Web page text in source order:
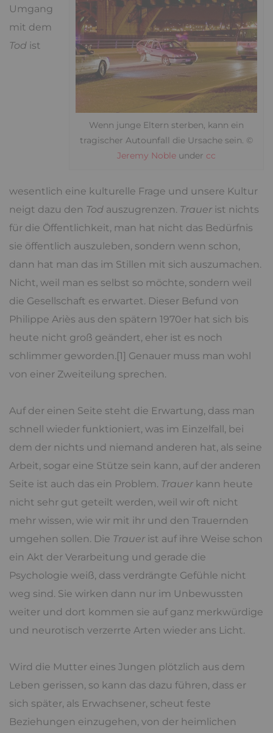
Wenn junge Eltern sterben, kann ein
tragischer Autounfall die Ursache sein. ©
Jeremy Noble under cc
Umgang
mit dem
Tod ist
wesentlich eine kulturelle Frage und unsere Kultur
neigt dazu den Tod auszugrenzen. Trauer ist nichts
für die Öffentlichkeit, man hat nicht das Bedürfnis
sie öffentlich auszuleben, sondern wenn schon,
dann hat man das im Stillen mit sich auszumachen.
Nicht, weil man es selbst so möchte, sondern weil
die Gesellschaft es erwartet. Dieser Befund von
Philippe Ariès aus den spätern 1970er hat sich bis
heute nicht groß geändert, eher ist es noch
schlimmer geworden.[1] Genauer muss man wohl
von einer Zweiteilung sprechen.
Auf der einen Seite steht die Erwartung, dass man
schnell wieder funktioniert, was im Einzelfall, bei
dem der nichts und niemand anderen hat, als seine
Arbeit, sogar eine Stütze sein kann, auf der anderen
Seite ist auch das ein Problem. Trauer kann heute
nicht sehr gut geteilt werden, weil wir oft nicht
mehr wissen, wie wir mit ihr und den Trauernden
umgehen sollen. Die Trauer ist auf ihre Weise schon
ein Akt der Verarbeitung und gerade die
Psychologie weiß, dass verdrängte Gefühle nicht
weg sind. Sie wirken dann nur im Unbewussten
weiter und dort kommen sie auf ganz merkwürdige
und neurotisch verzerrte Arten wieder ans Licht.
Wird die Mutter eines Jungen plötzlich aus dem
Leben gerissen, so kann das dazu führen, dass er
sich später, als Erwachsener, scheut feste
Beziehungen einzugehen, von der heimlichen